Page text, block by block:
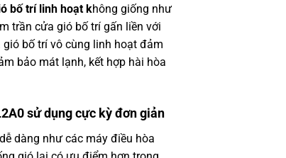
bố trí linh hoạt không giống như
trần cửa gió bố trí gấn liền với
bố trí vô cùng linh hoạt đảm
bảo mát lạnh, kết hợp hài hòa
sử dụng cực kỳ đơn giản
dàng như các máy điều hòa